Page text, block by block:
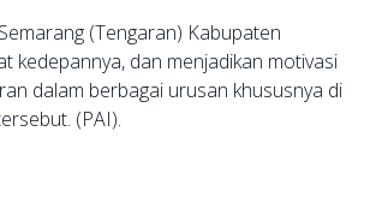
(Tengaran) Kabupaten
kedepannya, dan menjadikan motivasi
dalam berbagai urusan khususnya di
(PAI).